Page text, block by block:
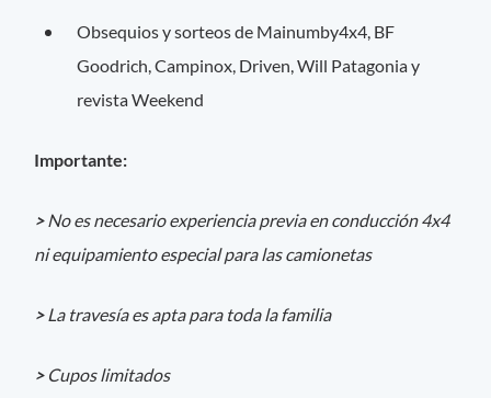
Obsequios y sorteos de Mainumby4x4, BF
Goodrich, Campinox, Driven, Will Patagonia y
revista Weekend
Importante:
>No es necesario experiencia previa en conducción 4x4
ni equipamiento especial para las camionetas
>La travesía es apta para toda la familia
> Cupos limitados